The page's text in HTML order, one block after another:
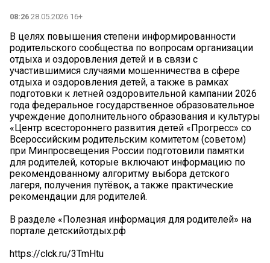
08:26 28.05.2026 16+
В целях повышения степени информированности
родительского сообщества по вопросам организации
отдыха и оздоровления детей и в связи с
участившимися случаями мошенничества в сфере
отдыха и оздоровления детей, а также в рамках
подготовки к летней оздоровительной кампании 2026
года федеральное государственное образовательное
учреждение дополнительного образования и культуры
«Центр всестороннего развития детей «Прогресс» со
Всероссийским родительским комитетом (советом)
при Минпросвещения России подготовили памятки
для родителей, которые включают информацию по
рекомендованному алгоритму выбора детского
лагеря, получения путёвок, а также практические
рекомендации для родителей.
В разделе «Полезная информация для родителей» на
портале детскийотдых.рф
https://clck.ru/3TmHtu